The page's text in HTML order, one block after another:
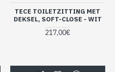
TECE TOILETZITTING MET
DEKSEL, SOFT-CLOSE - WIT
217,00€